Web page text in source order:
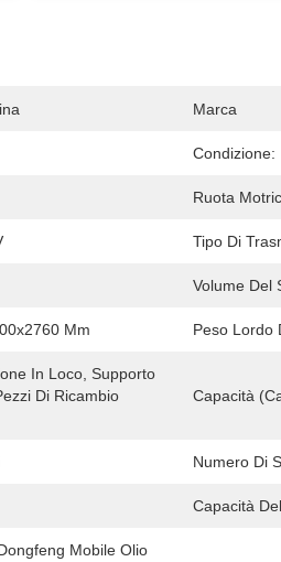
Marca
Condizione:
Ruota
Tipo Di
Volume Del
Mm Peso Lordo
In Loco, Supporto
Di Ricambio
Capacità
Numero Di
Capacità
Mobile Olio